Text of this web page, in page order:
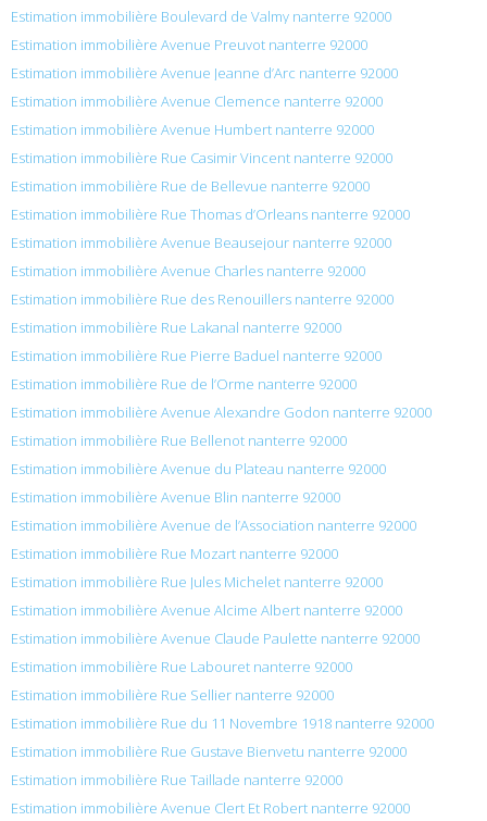
Estimation immobilière Boulevard de Valmy nanterre 92000
Estimation immobilière Avenue Preuvot nanterre 92000
Estimation immobilière Avenue Jeanne d’Arc nanterre 92000
Estimation immobilière Avenue Clemence nanterre 92000
Estimation immobilière Avenue Humbert nanterre 92000
Estimation immobilière Rue Casimir Vincent nanterre 92000
Estimation immobilière Rue de Bellevue nanterre 92000
Estimation immobilière Rue Thomas d’Orleans nanterre 92000
Estimation immobilière Avenue Beausejour nanterre 92000
Estimation immobilière Avenue Charles nanterre 92000
Estimation immobilière Rue des Renouillers nanterre 92000
Estimation immobilière Rue Lakanal nanterre 92000
Estimation immobilière Rue Pierre Baduel nanterre 92000
Estimation immobilière Rue de l’Orme nanterre 92000
Estimation immobilière Avenue Alexandre Godon nanterre 92000
Estimation immobilière Rue Bellenot nanterre 92000
Estimation immobilière Avenue du Plateau nanterre 92000
Estimation immobilière Avenue Blin nanterre 92000
Estimation immobilière Avenue de l’Association nanterre 92000
Estimation immobilière Rue Mozart nanterre 92000
Estimation immobilière Rue Jules Michelet nanterre 92000
Estimation immobilière Avenue Alcime Albert nanterre 92000
Estimation immobilière Avenue Claude Paulette nanterre 92000
Estimation immobilière Rue Labouret nanterre 92000
Estimation immobilière Rue Sellier nanterre 92000
Estimation immobilière Rue du 11 Novembre 1918 nanterre 92000
Estimation immobilière Rue Gustave Bienvetu nanterre 92000
Estimation immobilière Rue Taillade nanterre 92000
Estimation immobilière Avenue Clert Et Robert nanterre 92000